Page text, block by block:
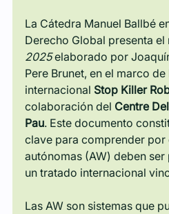
La Cátedra Manuel Ballbé
Derecho Global presenta el
2025 elaborado por
Pere Brunet, en el marco
internacional Stop Killer
colaboración del Centre
Pau. Este documento
clave para comprender por
autónomas (AW) deben
un tratado internacional
Las AW son sistemas que